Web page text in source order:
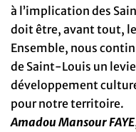
à l’implication des
doit être, avant tout,
Ensemble, nous
de Saint-Louis un
développement
pour notre territoire.
Amadou Mansour FAYE